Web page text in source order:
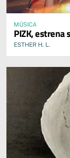
MÚSICA
PIZK, estrena
ESTHER H. L.